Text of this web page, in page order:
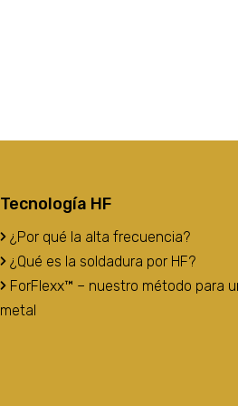
Tecnología HF
¿Por qué la alta frecuencia?
¿Qué es la soldadura por HF?
ForFlexx™ – nuestro método para
metal